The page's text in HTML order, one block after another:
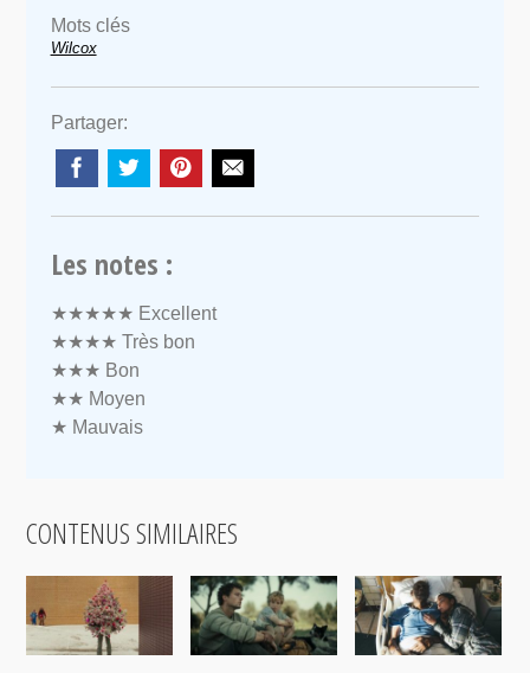
Mots clés
Wilcox
Partager:
Les notes :
★★★★★ Excellent
★★★★ Très bon
★★★ Bon
★★ Moyen
★ Mauvais
CONTENUS SIMILAIRES